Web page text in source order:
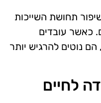
תחושת השייכות
כאשר עובדים
נוטים להרגיש יותר
לחיים